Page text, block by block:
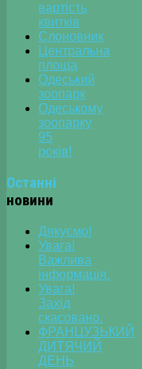
вартість
квитків
Слоновник
Центральна
площа
Одеський
зоопарк
Одеському
зоопарку
95
років!
Останні
новини
Дякуємо!
Увага!
Важлива
інформація.
Увага!
Захід
скасовано.
ФРАНЦУЗЬКИЙ
ДИТЯЧИЙ
ДЕНЬ